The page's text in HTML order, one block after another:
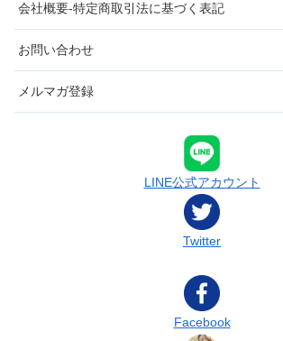
会社概要-特定商取引法に基づく表記
お問い合わせ
メルマガ登録
LINE公式アカウント
Twitter
Facebook